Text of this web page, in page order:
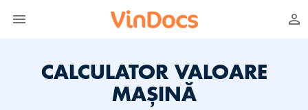
CALCULATOR VALOARE
MAȘINĂ